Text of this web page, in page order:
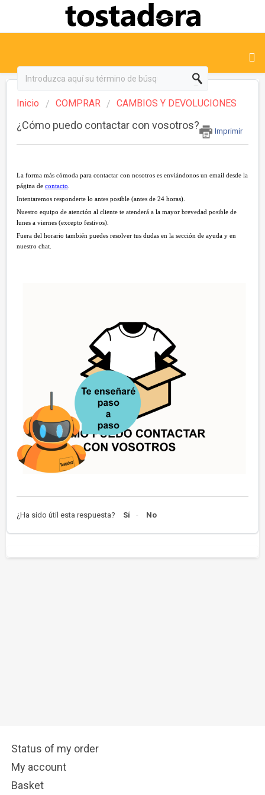
Inicio COMPRAR CAMBIOS Y DEVOLUCIONES
¿Cómo puedo contactar con vosotros? Imprimir
La forma más cómoda para contactar con nosotros es enviándonos un email desde la
página de contacto
Intentaremos responderte lo antes posible (antes de 24 horas).
Nuestro equipo de atención al cliente te atenderá a la mayor brevedad posible de
lunes a viernes (excepto festivos).
Fuera del horario también puedes resolver tus dudas en la sección de ayuda y en
nuestro chat.
¿Ha sido útil esta respuesta? Sí No
Status of my order
My account
Basket